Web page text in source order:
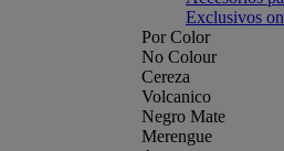
Exclusivos
Por Color
No Colour
Cereza
Volcanico
Negro Mate
Merengue